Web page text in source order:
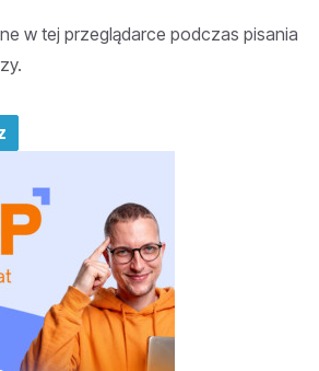
w tej przeglądarce podczas pisania